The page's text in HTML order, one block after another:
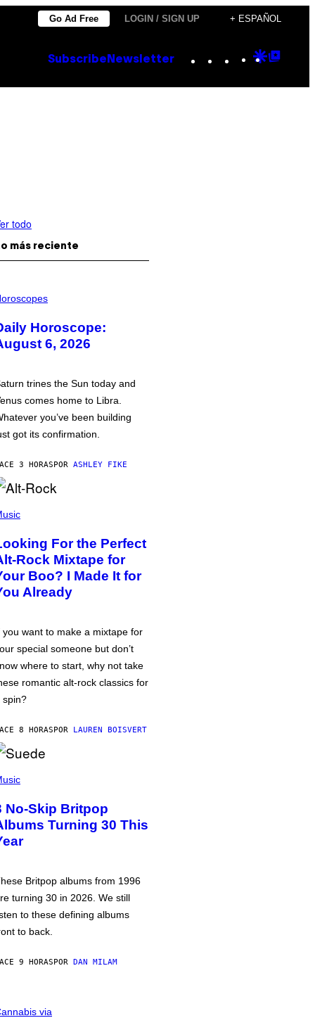
Go Ad Free LOGIN / SIGN UP + ESPAÑOL
Subscribe Newsletter Instagram
TikTok
YouTube
Google
todo
más reciente
Horoscope:
6, 2026
trines the Sun today and
comes home to Libra.
you’ve been building
got its confirmation.
3 HORASPOR ASHLEY FIKE
For the Perfect
Rock Mixtape for
Boo? I Made It for
Already
you want to make a mixtape for
special someone but don’t
where to start, why not take
romantic alt-rock classics for
spin?
8 HORASPOR LAUREN BOISVERT
No-Skip Britpop
Turning 30 This
Britpop albums from 1996
turning 30 in 2026. We still
to these defining albums
to back.
9 HORASPOR DAN MILAM
via